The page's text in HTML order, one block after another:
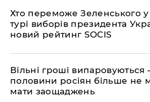
Хто переможе Зеленського
турі виборів президента
новий рейтинг SOCIS
Вільні гроші випаровуються
половини росіян більше не
мати заощаджень